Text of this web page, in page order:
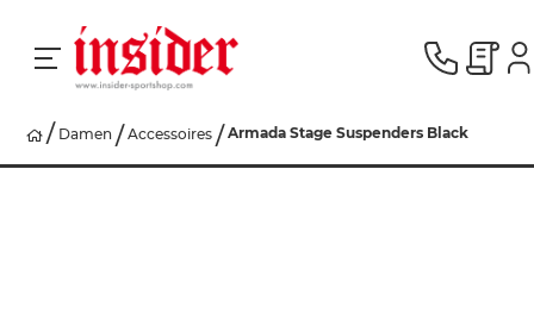
RACING
Damen Accessoires Armada Stage Suspenders Black